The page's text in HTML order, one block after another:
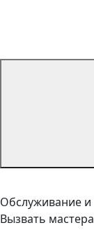
Обслуживание и
Вызвать мастера